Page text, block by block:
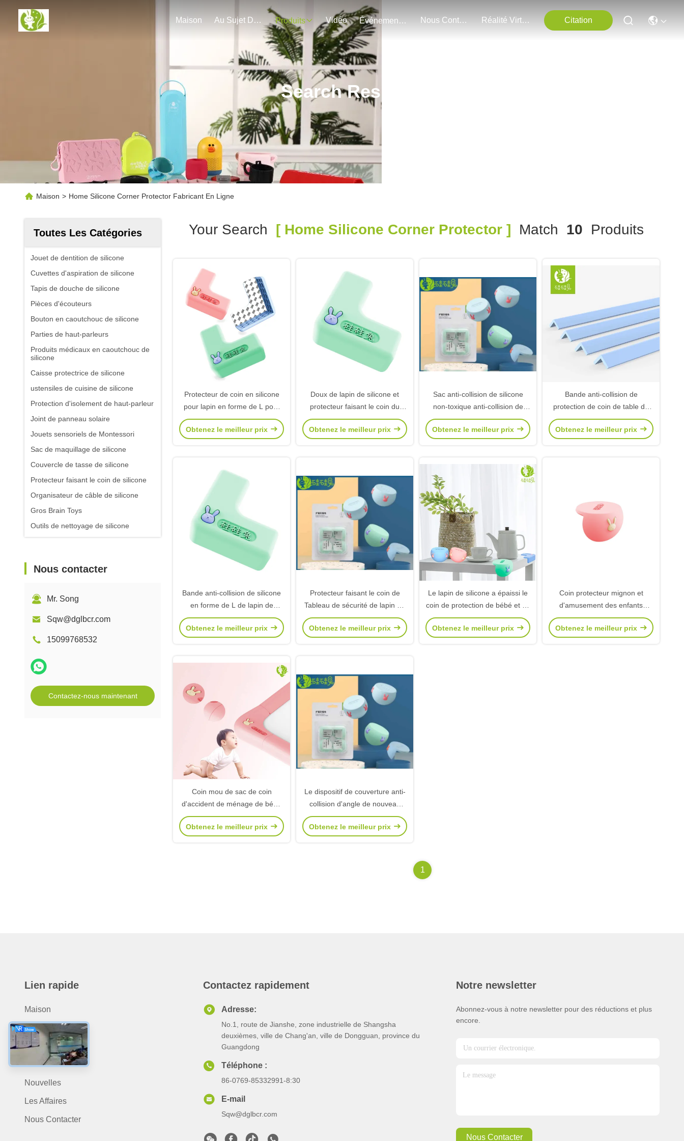
Maison Au Sujet De Nous Produits Vidéo Événements Nous Contacter Réalité Virtuelle Citation
Search Result
Maison > Home Silicone Corner Protector Fabricant En Ligne
Toutes Les Catégories
Jouet de dentition de silicone
Cuvettes d'aspiration de silicone
Tapis de douche de silicone
Pièces d'écouteurs
Bouton en caoutchouc de silicone
Parties de haut-parleurs
Produits médicaux en caoutchouc de
silicone
Caisse protectrice de silicone
ustensiles de cuisine de silicone
Protection d'isolement de haut-parleur
Joint de panneau solaire
Jouets sensoriels de Montessori
Sac de maquillage de silicone
Couvercle de tasse de silicone
Protecteur faisant le coin de silicone
Organisateur de câble de silicone
Gros Brain Toys
Outils de nettoyage de silicone
Nous contacter
Mr. Song
Sqw@dglbcr.com
15099768532
Contactez-nous maintenant
Your Search [ Home Silicone Corner Protector ] Match 10 Produits
Protecteur de coin en silicone
pour lapin en forme de L pour
bébé Protecteur de coin anti-
collision pour bébé
Obtenez le meilleur prix
Doux de lapin de silicone et
protecteur faisant le coin du
silicone multifonctionnel des
enfants inodores
Obtenez le meilleur prix
Sac anti-collision de silicone
non-toxique anti-collision de
protecteur faisant le coin de
meubles de bébé
Obtenez le meilleur prix
Bande anti-collision de
protection de coin de table de
coin de mur de bébé anti-
collision de bande du silicone
Obtenez le meilleur prix
Bande anti-collision de silicone
en forme de L de lapin de
silicone pour la bande anti-
collision auto-adhésive de coin
Obtenez le meilleur prix
Protecteur faisant le coin de
Tableau de sécurité de lapin de
silicone pour le protecteur
faisant le coin épaissi anti-
Obtenez le meilleur prix
Le lapin de silicone a épaissi le
coin de protection de bébé et de
protection de coin du Tableau
des enfants d'équipement
Obtenez le meilleur prix
Coin protecteur mignon et
d'amusement des enfants
faisants le coin anti-collision de
bande dessinée de la table de
Obtenez le meilleur prix
Coin mou de sac de coin
d'accident de ménage de bébé
de coin de Tableau de coin de
l'accident des enfants de lapin
Obtenez le meilleur prix
Le dispositif de couverture anti-
collision d'angle de nouveau
lapin de silicium de couleur
solide de table des enfants anti-
Obtenez le meilleur prix
1
Lien rapide
Maison
Produits
Au Sujet De Nous
Vidéo
Nouvelles
Les Affaires
Nous Contacter
Contactez rapidement
Adresse:
No.1, route de Jianshe, zone industrielle de Shangsha
deuxièmes, ville de Chang'an, ville de Dongguan, province du
Guangdong
Téléphone :
86-0769-85332991-8:30
E-mail
Sqw@dglbcr.com
Notre newsletter
Abonnez-vous à notre newsletter pour des réductions et plus
encore.
Nous Contacter